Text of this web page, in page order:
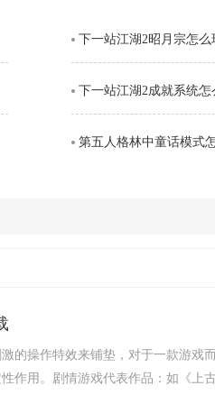
需要注意的是，最后一段
下一站江湖2昭月宗怎么
下一站江湖2成就系统怎
第五人格林中童话模式
的操作特效来铺垫，对于一款游戏
作用。剧情游戏代表作品：如《上